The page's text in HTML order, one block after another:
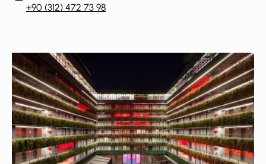
+90 (312) 472 73 98